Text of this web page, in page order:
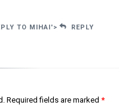
TO MIHAI'> REPLY
Required fields are marked *